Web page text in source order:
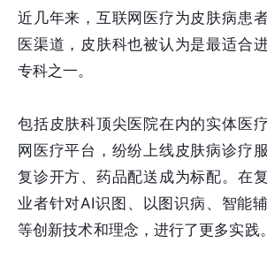
近几年来，互联网医疗为皮肤病患
医渠道，皮肤科也被认为是最适合
专科之一。
包括皮肤科顶尖医院在内的实体医
网医疗平台，纷纷上线皮肤病诊疗
复诊开方、药品配送成为标配。在
业者针对AI识图、以图识病、智能
等创新技术和理念，进行了更多实践。